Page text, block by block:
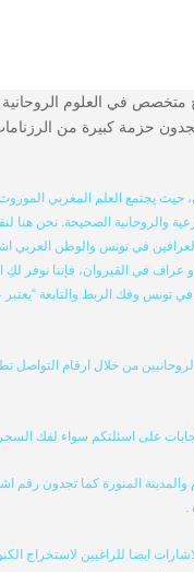
يعد الحاج سالم شيح متخصص في
حزمة كبيرة من الرزنامات
يجتمع العلم المغربي
والروحانية الصحيحة. نحن هنا
في تونس والوطن العربي
في القيروان، فإننا نوفر لكِ
وفك الربط والتابعة “يعتبر
من خلال ارقام
على اسئلتكم سواء لفك
المنورة كما تجدون رقم
.
ايضا للراغبين لاستخراج